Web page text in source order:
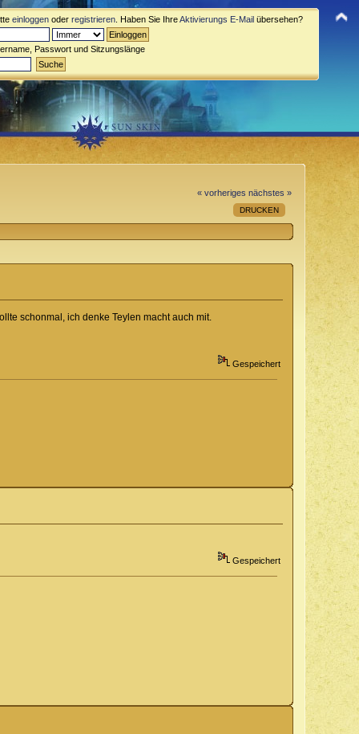
einloggen oder registrieren . Haben Sie IhreAktivierungs E-Mail übersehen?
Passwort und Sitzungslänge
« vorheriges nächstes »
DRUCKEN
schonmal, ich denke Teylen macht auch mit.
Gespeichert
Gespeichert